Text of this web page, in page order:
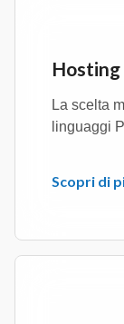
La scelta
linguaggi
Scopri di